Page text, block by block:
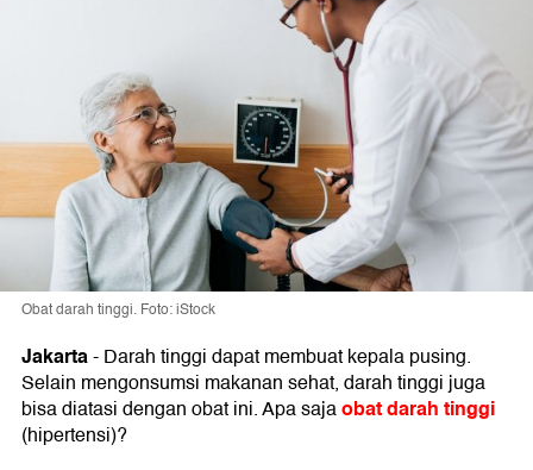
Obat darah tinggi. Foto: iStock
Jakarta- Darah tinggi dapat membuat kepala pusing.
Selain mengonsumsi makanan sehat, darah tinggi juga
bisa diatasi dengan obat ini. Apa sajaobat darah tinggi
(hipertensi)?